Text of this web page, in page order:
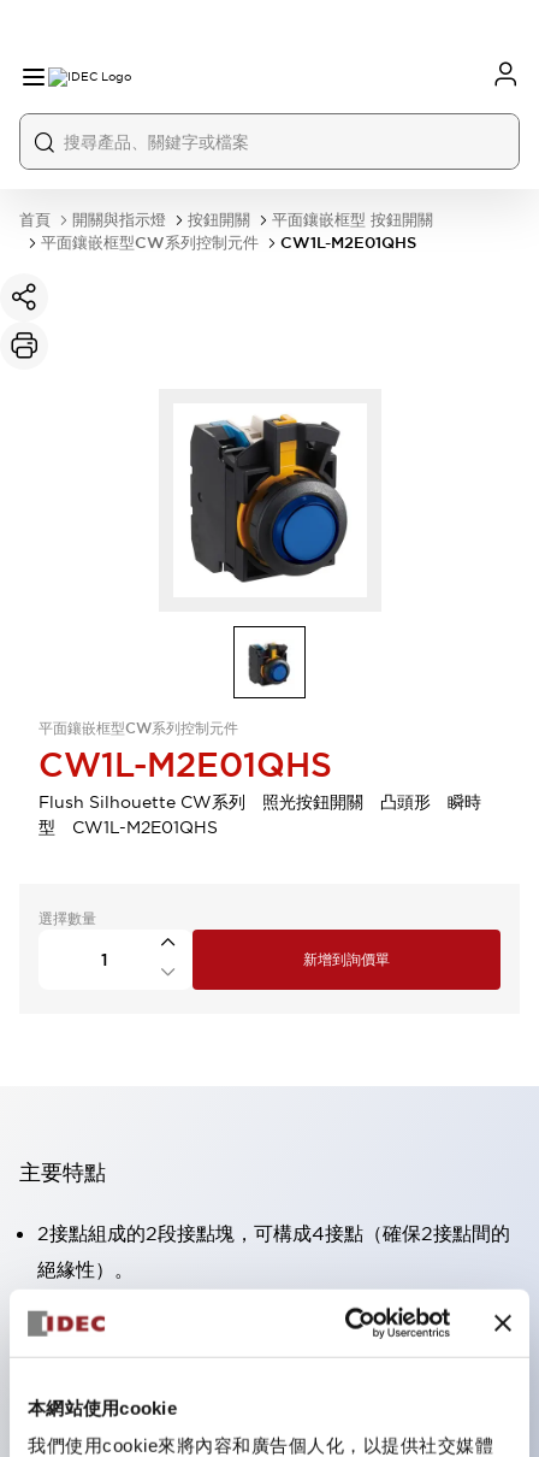
本網站使用cookie
我們使用cookie來將內容和廣告個人化，以提供社交媒體
首頁 開關與指示燈 按鈕開關
平面鑲嵌框型 按鈕開關
平面鑲嵌框型CW系列控制元件
CW1L-M2E01QHS
平面鑲嵌框型CW系列控制元件
CW1L-M2E01QHS
Flush Silhouette CW系列 照光按鈕開關 凸頭形 瞬時
型 CW1L-M2E01QHS
選擇數量
新增到詢價單
主要特點
2接點組成的2段接點塊，可構成4接點（確保2接點間的
絕緣性）。
面板深度39.9mm（※11段接點塊）、59.9mm（※22段
接點塊）。可實現省空間設計。
防護結構